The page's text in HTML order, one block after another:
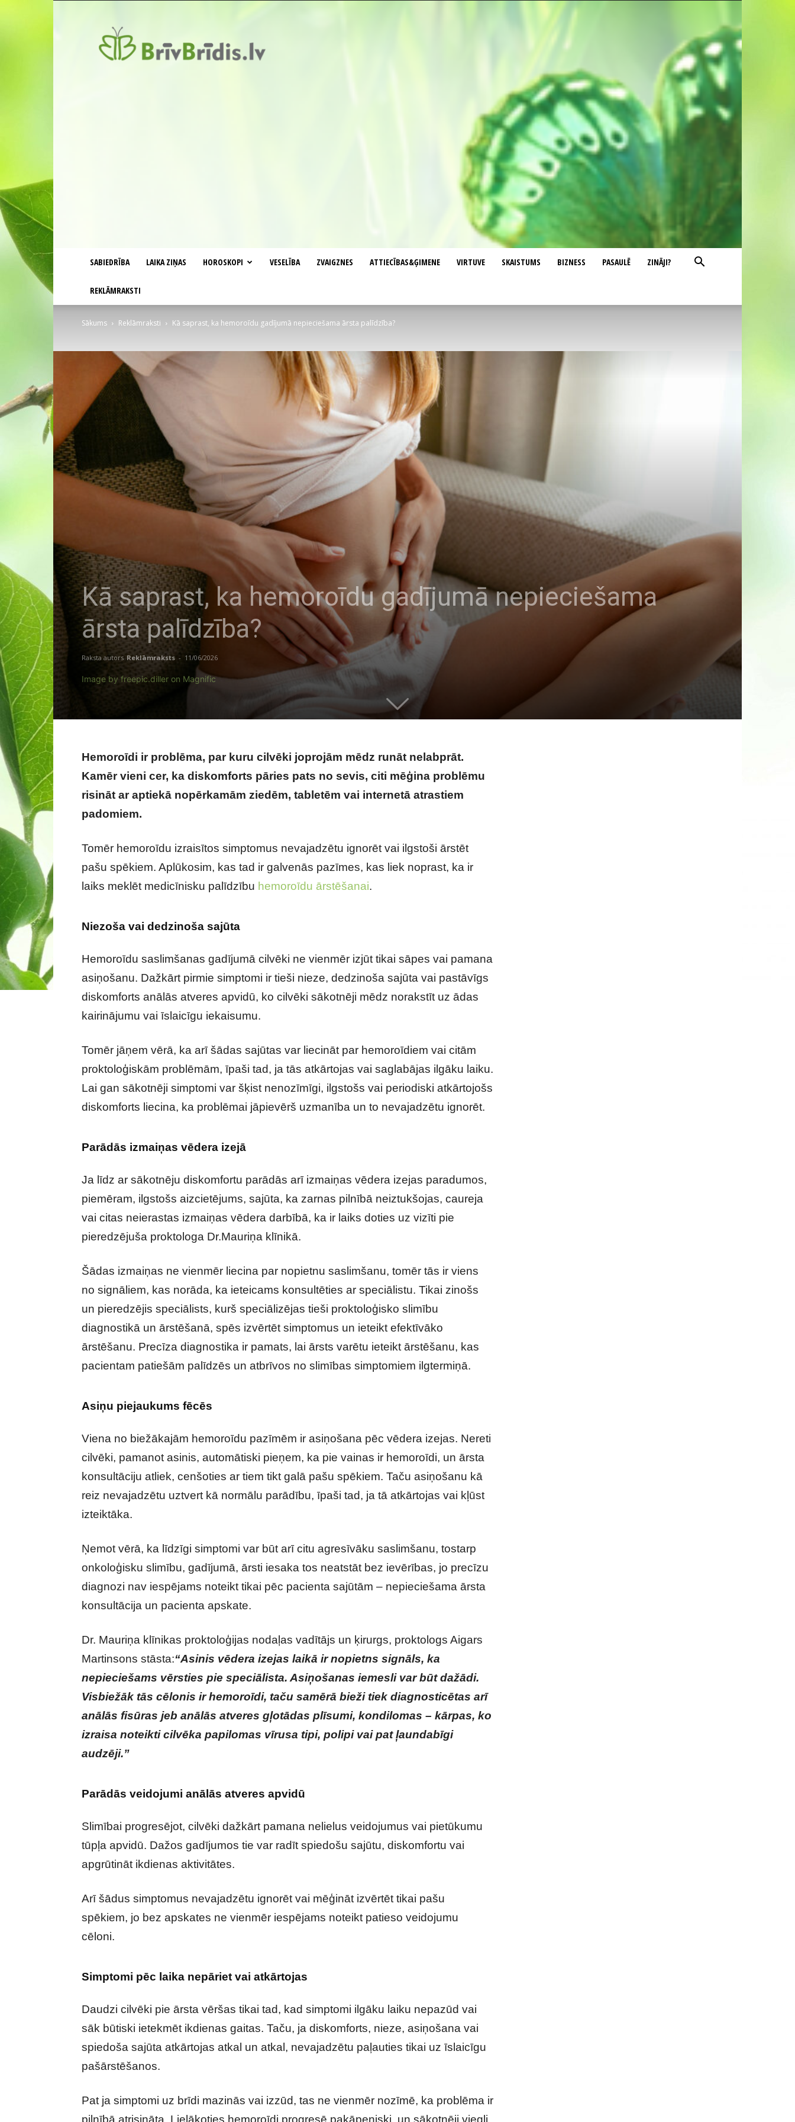
SABIEDRĪBA LAIKA ZIŅAS HOROSKOPI VESELĪBA ZVAIGZNES ATTIECĪBAS&ĢIMENE VIRTUVE SKAISTUMS BIZNESS PASAULĒ ZINĀJI?
REKLĀMRAKSTI
Sākums Reklāmraksti Kā saprast, ka hemoroīdu gadījumā nepieciešama ārsta palīdzība?
Kā saprast, ka hemoroīdu gadījumā nepieciešama
ārsta palīdzība?
Raksta autors Reklāmraksts - 11/06/2026
Image by freepic.diller on Magnific
Hemoroīdi ir problēma, par kuru cilvēki joprojām mēdz runāt nelabprāt.
Kamēr vieni cer, ka diskomforts pāries pats no sevis, citi mēģina problēmu
risināt ar aptiekā nopērkamām ziedēm, tabletēm vai internetā atrastiem
padomiem.
Tomēr hemoroīdu izraisītos simptomus nevajadzētu ignorēt vai ilgstoši ārstēt
pašu spēkiem. Aplūkosim, kas tad ir galvenās pazīmes, kas liek noprast, ka ir
laiks meklēt medicīnisku palīdzību hemoroīdu ārstēšanai.
Niezoša vai dedzinoša sajūta
Hemoroīdu saslimšanas gadījumā cilvēki ne vienmēr izjūt tikai sāpes vai pamana
asiņošanu. Dažkārt pirmie simptomi ir tieši nieze, dedzinoša sajūta vai pastāvīgs
diskomforts anālās atveres apvidū, ko cilvēki sākotnēji mēdz norakstīt uz ādas
kairinājumu vai īslaicīgu iekaisumu.
Tomēr jāņem vērā, ka arī šādas sajūtas var liecināt par hemoroīdiem vai citām
proktoloģiskām problēmām, īpaši tad, ja tās atkārtojas vai saglabājas ilgāku laiku.
Lai gan sākotnēji simptomi var šķist nenozīmīgi, ilgstošs vai periodiski atkārtojošs
diskomforts liecina, ka problēmai jāpievērš uzmanība un to nevajadzētu ignorēt.
Parādās izmaiņas vēdera izejā
Ja līdz ar sākotnēju diskomfortu parādās arī izmaiņas vēdera izejas paradumos,
piemēram, ilgstošs aizcietējums, sajūta, ka zarnas pilnībā neiztukšojas, caureja
vai citas neierastas izmaiņas vēdera darbībā, ka ir laiks doties uz vizīti pie
pieredzējuša proktologa Dr.Mauriņa klīnikā.
Šādas izmaiņas ne vienmēr liecina par nopietnu saslimšanu, tomēr tās ir viens
no signāliem, kas norāda, ka ieteicams konsultēties ar speciālistu. Tikai zinošs
un pieredzējis speciālists, kurš speciālizējas tieši proktoloģisko slimību
diagnostikā un ārstēšanā, spēs izvērtēt simptomus un ieteikt efektīvāko
ārstēšanu. Precīza diagnostika ir pamats, lai ārsts varētu ieteikt ārstēšanu, kas
pacientam patiešām palīdzēs un atbrīvos no slimības simptomiem ilgtermiņā.
Asiņu piejaukums fēcēs
Viena no biežākajām hemoroīdu pazīmēm ir asiņošana pēc vēdera izejas. Nereti
cilvēki, pamanot asinis, automātiski pieņem, ka pie vainas ir hemoroīdi, un ārsta
konsultāciju atliek, cenšoties ar tiem tikt galā pašu spēkiem. Taču asiņošanu kā
reiz nevajadzētu uztvert kā normālu parādību, īpaši tad, ja tā atkārtojas vai kļūst
izteiktāka.
Ņemot vērā, ka līdzīgi simptomi var būt arī citu agresīvāku saslimšanu, tostarp
onkoloģisku slimību, gadījumā, ārsti iesaka tos neatstāt bez ievērības, jo precīzu
diagnozi nav iespējams noteikt tikai pēc pacienta sajūtām – nepieciešama ārsta
konsultācija un pacienta apskate.
Dr. Mauriņa klīnikas proktoloģijas nodaļas vadītājs un ķirurgs, proktologs Aigars
Martinsons stāsta:“Asinis vēdera izejas laikā ir nopietns signāls, ka
nepieciešams vērsties pie speciālista. Asiņošanas iemesli var būt dažādi.
Visbiežāk tās cēlonis ir hemoroīdi, taču samērā bieži tiek diagnosticētas arī
anālās fisūras jeb anālās atveres gļotādas plīsumi, kondilomas – kārpas, ko
izraisa noteikti cilvēka papilomas vīrusa tipi, polipi vai pat ļaundabīgi
audzēji.”
Parādās veidojumi anālās atveres apvidū
Slimībai progresējot, cilvēki dažkārt pamana nelielus veidojumus vai pietūkumu
tūpļa apvidū. Dažos gadījumos tie var radīt spiedošu sajūtu, diskomfortu vai
apgrūtināt ikdienas aktivitātes.
Arī šādus simptomus nevajadzētu ignorēt vai mēģināt izvērtēt tikai pašu
spēkiem, jo bez apskates ne vienmēr iespējams noteikt patieso veidojumu
cēloni.
Simptomi pēc laika nepāriet vai atkārtojas
Daudzi cilvēki pie ārsta vēršas tikai tad, kad simptomi ilgāku laiku nepazūd vai
sāk būtiski ietekmēt ikdienas gaitas. Taču, ja diskomforts, nieze, asiņošana vai
spiedoša sajūta atkārtojas atkal un atkal, nevajadzētu paļauties tikai uz īslaicīgu
pašārstēšanos.
Pat ja simptomi uz brīdi mazinās vai izzūd, tas ne vienmēr nozīmē, ka problēma ir
pilnībā atrisināta. Lielākoties hemoroīdi progresē pakāpeniski, un sākotnēji viegli